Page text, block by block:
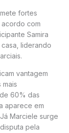
fortes
com
Samira
liderando
vantagem
mais
60% das
aparece em
Marciele surge
pela